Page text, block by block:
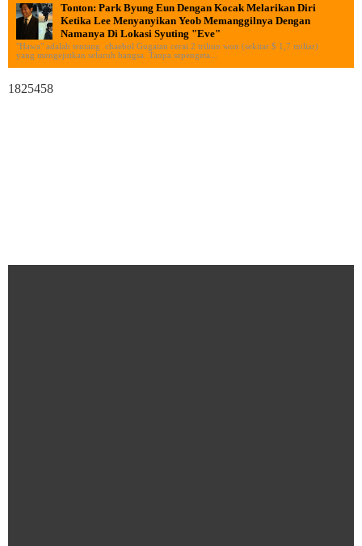
Tonton: Park Byung Eun Dengan Kocak Melarikan Diri
Ketika Lee Menyanyikan Yeob Memanggilnya Dengan
Namanya Di Lokasi Syuting "Eve"
"Hawa" adalah tentang chaebol Gugatan cerai 2 triliun won (sekitar $ 1,7 miliar)
yang mengejutkan seluruh bangsa. Tanpa sepengeta...
1825458